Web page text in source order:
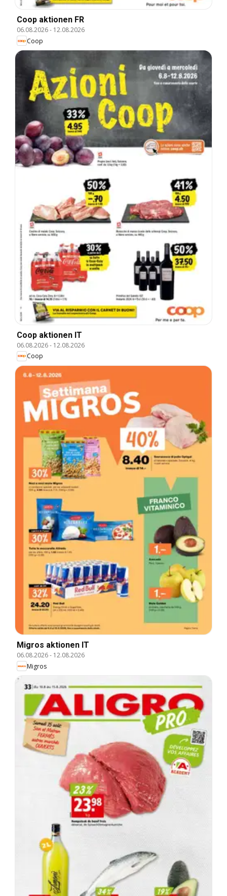
Coop aktionen FR
06.08.2026- 12.08.2026
Coop
Coop aktionen IT
06.08.2026- 12.08.2026
Coop
Migros aktionen IT
06.08.2026- 12.08.2026
Migros